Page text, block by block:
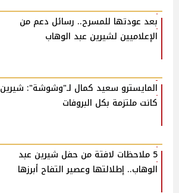
بعد عودتها للمسرح.. رسائل دعم من
الإعلاميين لشيرين عبد الوهاب
المايسترو سعيد كمال لـ"وشوشة": شيرين
كانت ملتزمة بكل البروفات
5 ملاحظات لافتة من حفل شيرين عبد
الوهاب.. إطلالتها وعصير التفاح أبرزها